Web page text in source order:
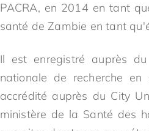
PACRA, en 2014 en tant
santé de Zambie en tant
Il est enregistré auprès
nationale de recherche
accrédité auprès du City
ministère de la Santé des